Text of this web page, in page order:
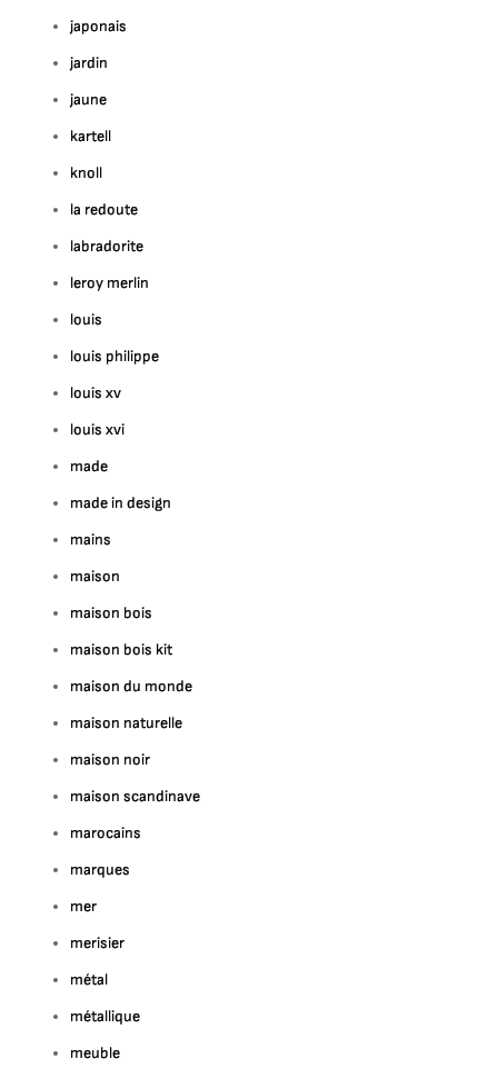
japonais
jardin
jaune
kartell
knoll
la redoute
labradorite
leroy merlin
louis
louis philippe
louis xv
louis xvi
made
made in design
mains
maison
maison bois
maison bois kit
maison du monde
maison naturelle
maison noir
maison scandinave
marocains
marques
mer
merisier
métal
métallique
meuble